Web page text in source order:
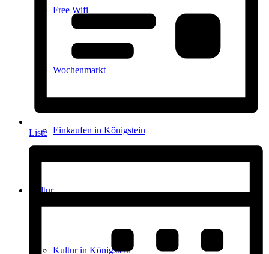
Free Wifi
Wochenmarkt
Einkaufen in Königstein
Kultur
Kultur in Königstein
Liste